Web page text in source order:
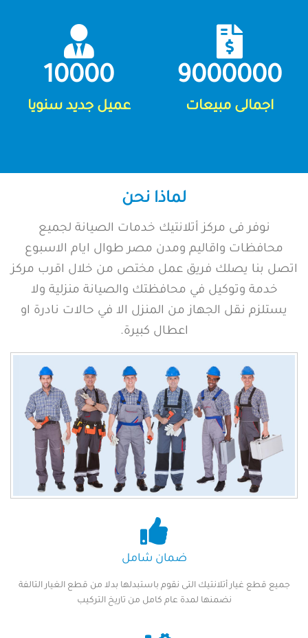
9000000
اجمالى مبيعات
10000
عميل جديد سنويا
لماذا نحن
نوفر فى مركز أتلانتيك خدمات الصيانة لجميع
محافظات واقاليم ومدن مصر طوال ايام الاسبوع
اتصل بنا يصلك فريق عمل مختص من خلال اقرب مركز
خدمة وتوكيل في محافظتك والصيانة منزلية ولا
يستلزم نقل الجهاز من المنزل الا في حالات نادرة او
اعطال كبيرة.
ضمان شامل
جميع قطع غيار أتلانتيك التى نقوم باستبدلها بدلا من قطع الغيار التالفة
نضمنها لمدة عام كامل من تاريخ التركيب